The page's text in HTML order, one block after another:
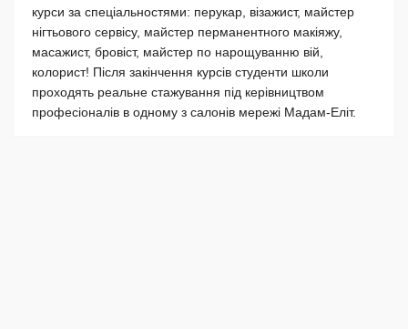
курси за спеціальностями: перукар, візажист, майстер
нігтьового сервісу, майстер перманентного макіяжу,
масажист, бровіст, майстер по нарощуванню вій,
колорист! Після закінчення курсів студенти школи
проходять реальне стажування під керівництвом
професіоналів в одному з салонів мережі Мадам-Еліт.